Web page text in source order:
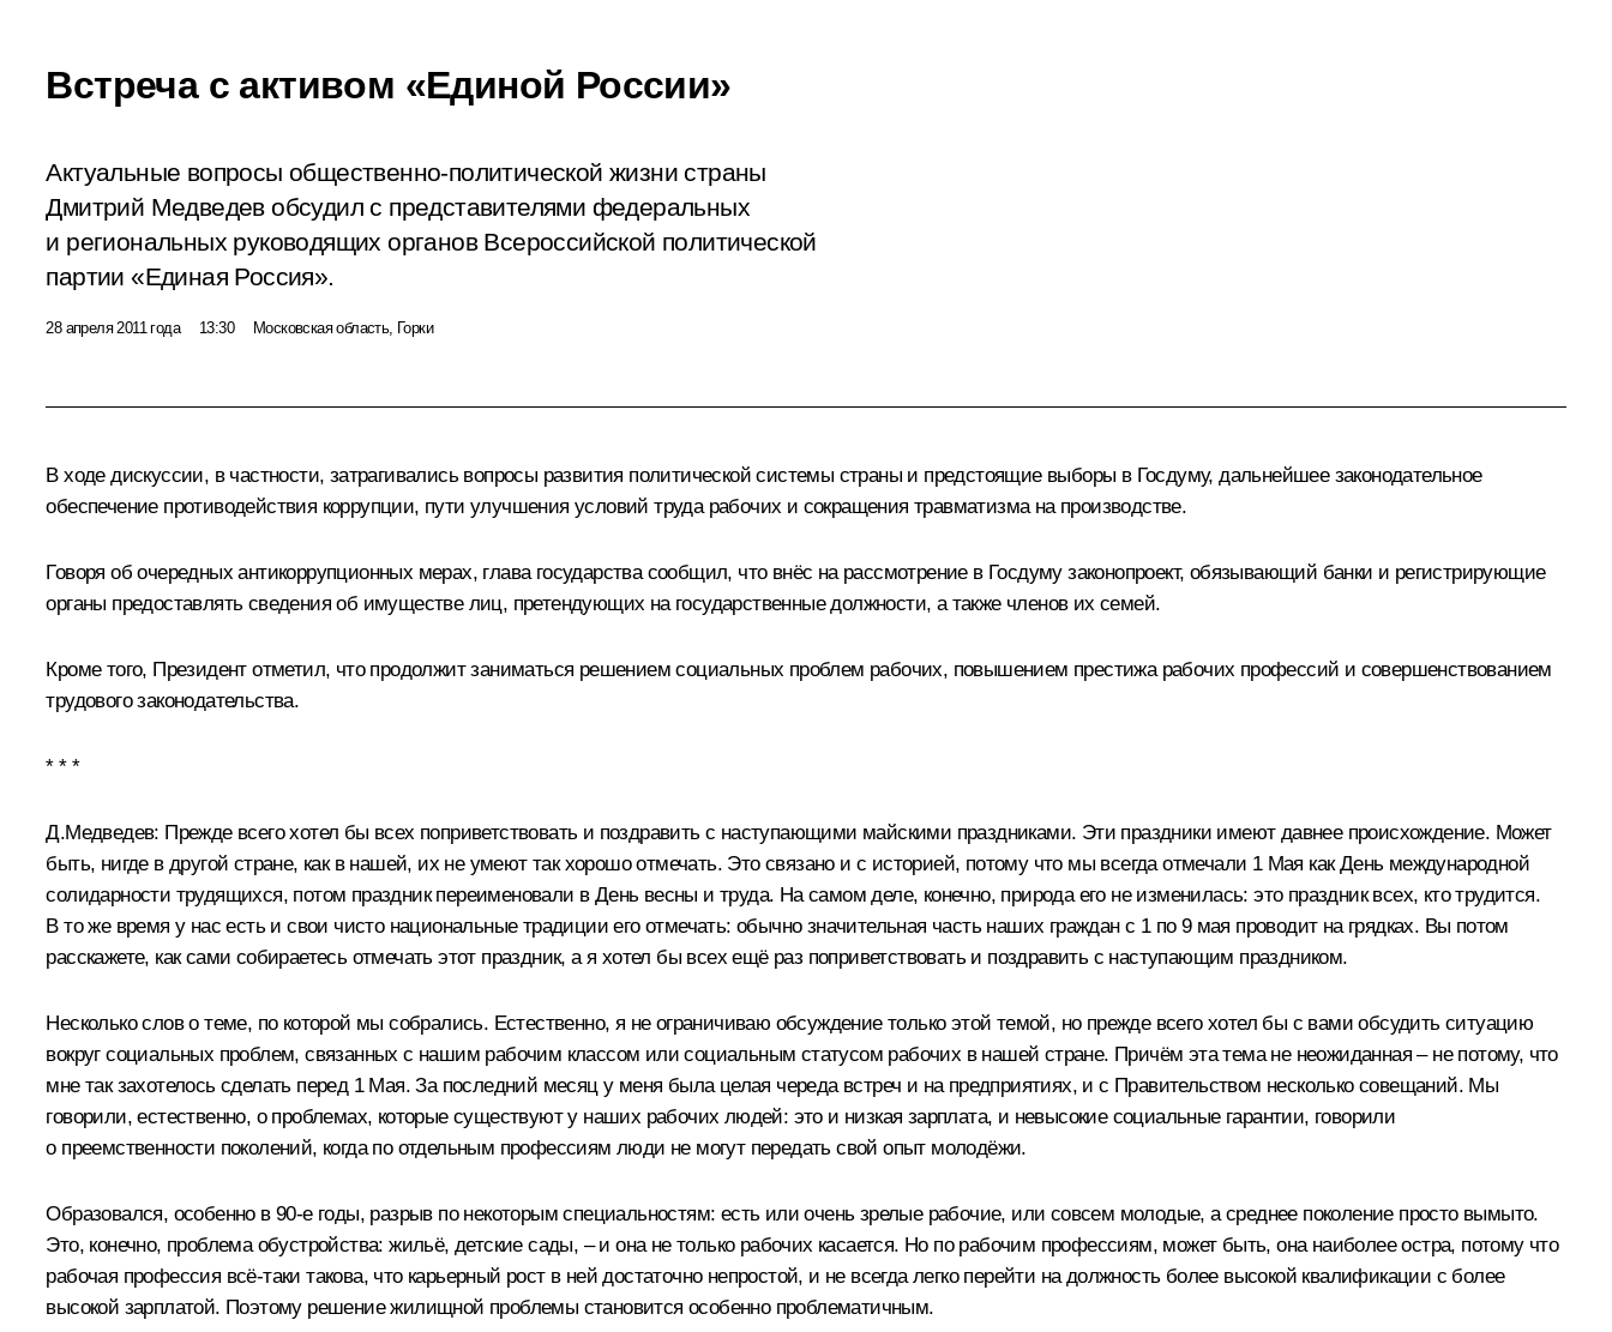
Встреча с активом «Единой России»
Актуальные вопросы общественно-политической жизни страны
Дмитрий Медведев обсудил с представителями федеральных
и региональных руководящих органов Всероссийской политической
партии «Единая Россия».
28 апреля 2011 года 13:30 Московская область, Горки
В ходе дискуссии, в частности, затрагивались вопросы развития политической системы страны и предстоящие выборы в Госдуму, дальнейшее законодательное
обеспечение противодействия коррупции, пути улучшения условий труда рабочих и сокращения травматизма на производстве.
Говоря об очередных антикоррупционных мерах, глава государства сообщил, что внёс на рассмотрение в Госдуму законопроект, обязывающий банки и регистрирующие
органы предоставлять сведения об имуществе лиц, претендующих на государственные должности, а также членов их семей.
Кроме того, Президент отметил, что продолжит заниматься решением социальных проблем рабочих, повышением престижа рабочих профессий и совершенствованием
трудового законодательства.
* * *
Д.Медведев: Прежде всего хотел бы всех поприветствовать и поздравить с наступающими майскими праздниками. Эти праздники имеют давнее происхождение. Может
быть, нигде в другой стране, как в нашей, их не умеют так хорошо отмечать. Это связано и с историей, потому что мы всегда отмечали 1 Мая как День международной
солидарности трудящихся, потом праздник переименовали в День весны и труда. На самом деле, конечно, природа его не изменилась: это праздник всех, кто трудится.
В то же время у нас есть и свои чисто национальные традиции его отмечать: обычно значительная часть наших граждан с 1 по 9 мая проводит на грядках. Вы потом
расскажете, как сами собираетесь отмечать этот праздник, а я хотел бы всех ещё раз поприветствовать и поздравить с наступающим праздником.
Несколько слов о теме, по которой мы собрались. Естественно, я не ограничиваю обсуждение только этой темой, но прежде всего хотел бы с вами обсудить ситуацию
вокруг социальных проблем, связанных с нашим рабочим классом или социальным статусом рабочих в нашей стране. Причём эта тема не неожиданная – не потому, что
мне так захотелось сделать перед 1 Мая. За последний месяц у меня была целая череда встреч и на предприятиях, и с Правительством несколько совещаний. Мы
говорили, естественно, о проблемах, которые существуют у наших рабочих людей: это и низкая зарплата, и невысокие социальные гарантии, говорили
о преемственности поколений, когда по отдельным профессиям люди не могут передать свой опыт молодёжи.
Образовался, особенно в 90-е годы, разрыв по некоторым специальностям: есть или очень зрелые рабочие, или совсем молодые, а среднее поколение просто вымыто.
Это, конечно, проблема обустройства: жильё, детские сады, – и она не только рабочих касается. Но по рабочим профессиям, может быть, она наиболее остра, потому что
рабочая профессия всё‑таки такова, что карьерный рост в ней достаточно непростой, и не всегда легко перейти на должность более высокой квалификации с более
высокой зарплатой. Поэтому решение жилищной проблемы становится особенно проблематичным.